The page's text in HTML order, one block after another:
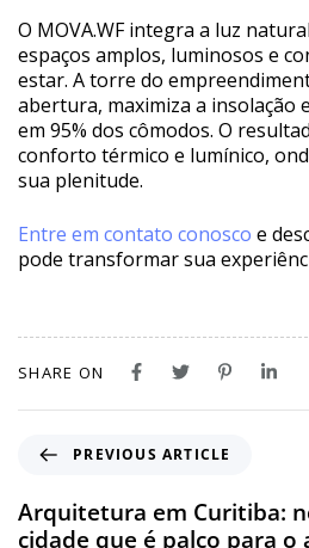
O MOVA.WF integra a luz
espaços amplos, luminosos e
estar. A torre do
abertura, maximiza a insolação
em 95% dos cômodos. O
conforto térmico e lumínico,
sua plenitude.
Entre em contato conosco e
pode transformar sua
SHARE ON
PREVIOUS ARTICLE
Arquitetura em Curitiba:
cidade que é palco para o